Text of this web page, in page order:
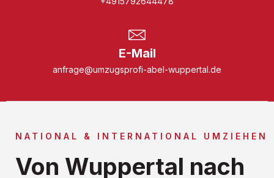
E-Mail
anfrage@umzugsprofi-abel-wuppertal.de
NATIONAL & INTERNATIONAL UMZIEHEN
Von Wuppertal nach